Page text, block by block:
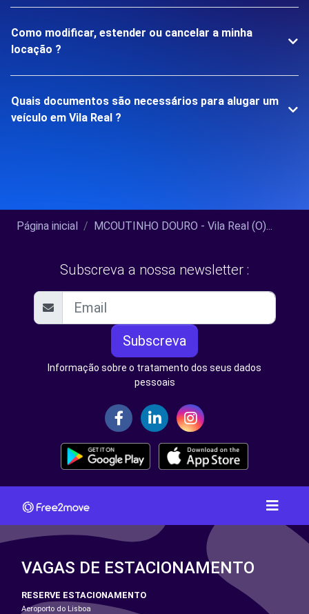
Como modificar, estender ou cancelar a minha
locação ?
Quais documentos são necessários para alugar um
veículo em Vila Real ?
Página inicial MCOUTINHO DOURO - Vila Real (O)...
Subscreva a nossa newsletter :
Subscreva
Informação sobre o tratamento dos seus dados
pessoais
VAGAS DE ESTACIONAMENTO
RESERVE ESTACIONAMENTO
Aeroporto do Lisboa